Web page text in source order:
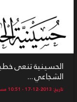
الحسينية تنعى
الشجاعي ...
تاريخ: 2013-12-17 - 10:51 مساءً - قراءات: 4667